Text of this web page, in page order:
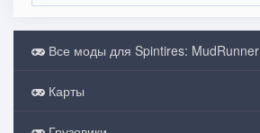
Все моды для Spintires: MudRunner
Карты